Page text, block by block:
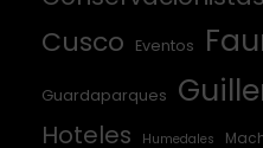
Cusco Eventos
Guardaparques
Hoteles Humedales